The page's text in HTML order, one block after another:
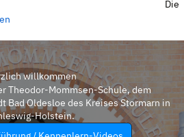
willkommen
Theodor-Mommsen-Schule, dem
Bad Oldesloe des Kreises Stormarn in
Holstein.